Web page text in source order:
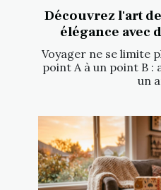
Découvrez l'art
élégance avec
Voyager ne se limite
point A à un point B :
un